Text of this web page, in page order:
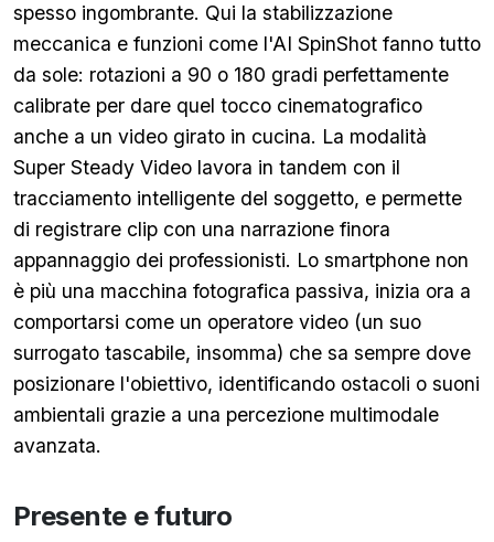
spesso ingombrante. Qui la stabilizzazione
meccanica e funzioni come l'AI SpinShot fanno tutto
da sole: rotazioni a 90 o 180 gradi perfettamente
calibrate per dare quel tocco cinematografico
anche a un video girato in cucina. La modalità
Super Steady Video lavora in tandem con il
tracciamento intelligente del soggetto, e permette
di registrare clip con una narrazione finora
appannaggio dei professionisti. Lo smartphone non
è più una macchina fotografica passiva, inizia ora a
comportarsi come un operatore video (un suo
surrogato tascabile, insomma) che sa sempre dove
posizionare l'obiettivo, identificando ostacoli o suoni
ambientali grazie a una percezione multimodale
avanzata.
Presente e futuro